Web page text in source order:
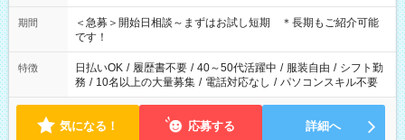
期間
＜急募＞開始日相談～まずはお試し短期 ＊長期もご紹介可能
です！
特徴 日払いOK / 履歴書不要 / 40～50代活躍中 / 服装自由 / シフト勤
務 / 10名以上の大量募集 / 電話対応なし / パソコンスキル不要
気になる！ 応募する 詳細へ